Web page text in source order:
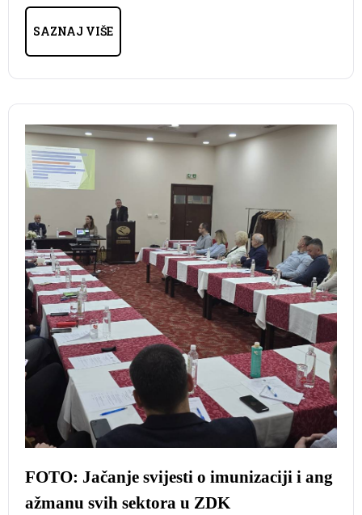
SAZNAJ VIŠE
FOTO: Jačanje svijesti o imunizaciji i ang
ažmanu svih sektora u ZDK